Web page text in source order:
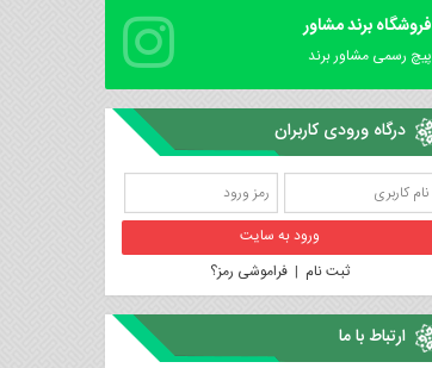
فروشگاه برند مشاور
پیچ رسمی مشاور برند
درگاه ورودی کاربران
ثبت نام |فراموشی رمز؟
ارتباط با ما